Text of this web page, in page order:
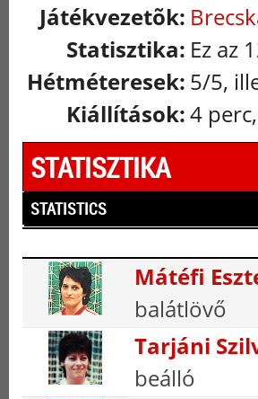
Játékvezetõk:
Statisztika: Ez az
Hétméteresek: 5/5,
Kiállítások:4
STATISZTIKA
STATISTICS
Mátéfi
balátlövő
Tarjáni
beálló